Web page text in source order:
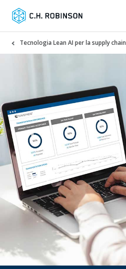
Tecnologia Lean AI per la supply chain